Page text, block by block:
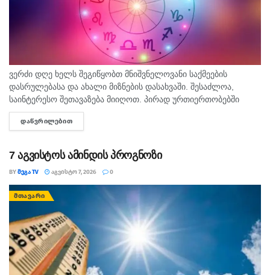
ვერძი დღე ხელს შეგიწყობთ მნიშვნელოვანი საქმეების
დასრულებასა და ახალი მიზნების დასახვაში. შესაძლოა,
საინტერესო შეთავაზება მიიღოთ. პირად ურთიერთობებში
გულწრფელი საუბარი ბევრ გაუგებრობას გააქრობს. კურო
ფინანსურ საკითხებში სიფრთხილე გამოიჩინეთ და ემოციური...
ᲓᲐᲬᲕᲠᲘᲚᲔᲑᲘᲗ
7 აგვისტოს ამინდის პროგნოზი
BYᲛᲔᲒᲐ TV ᲐᲒᲕᲘᲡᲢᲝ 7, 2026 0
ᲛᲗᲐᲕᲐᲠᲘ